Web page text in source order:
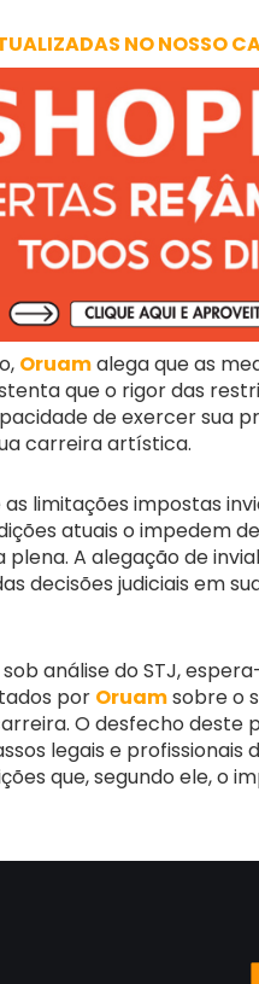
NO NOSSO
Oruamalega que as
que o rigor das
de exercer sua
carreira artística.
limitações impostas
atuais o impedem
plena. A alegação de
decisões judiciais em
análise do STJ,
por Oruamsobre o
O desfecho deste
legais e profissionais
que, segundo ele, o